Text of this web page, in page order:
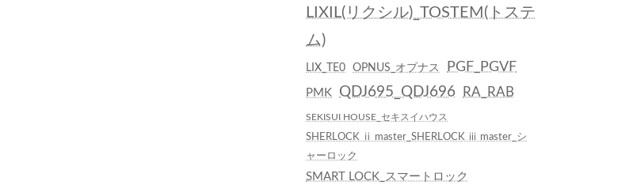
LIXIL(リクシル)_TOSTEM(トステ
ム)
LIX_TE0 OPNUS_オプナス PGF_PGVF
PMK QDJ695_QDJ696 RA_RAB
SEKISUI HOUSE_セキスイハウス
SHERLOCK ⅱ master_SHERLOCK ⅲ master_シ
ャーロック
SMART LOCK_スマートロック